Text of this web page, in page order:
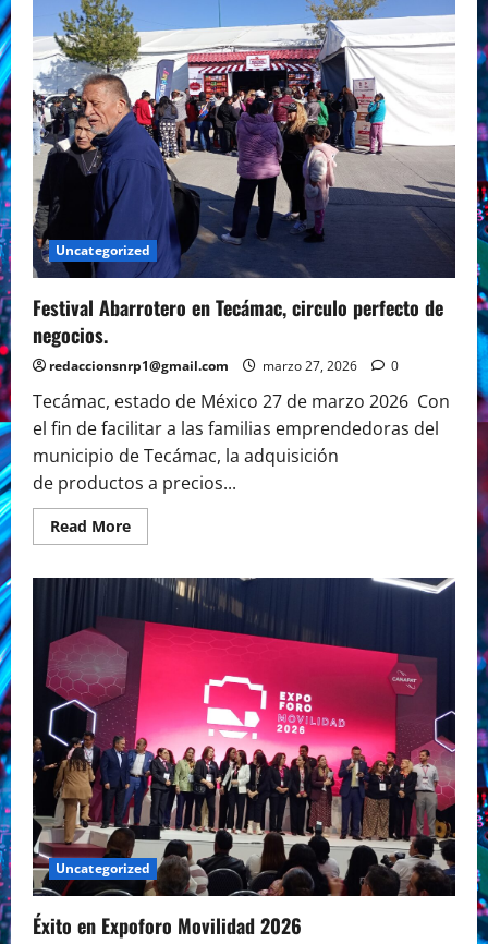
los
Suplementos
Alimenticios
Uncategorized
Festival Abarrotero en Tecámac, circulo perfecto de
negocios.
redaccionsnrp1@gmail.com marzo 27, 2026 0
Tecámac, estado de México 27 de marzo 2026 Con
el fin de facilitar a las familias emprendedoras del
municipio de Tecámac, la adquisición
de productos a precios...
Read MoreRead
more
Abarrotero
en Tecámac,
circulo
perfecto
de
negocios.
Uncategorized
Éxito en Expoforo Movilidad 2026